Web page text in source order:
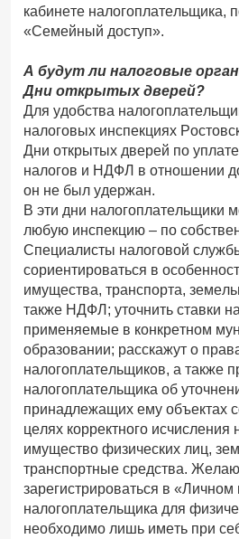
кабинете налогоплательщика,
«Семейный доступ».
А будут ли налоговые
Дни открытых дверей?
Для удобства
налоговых инспекциях
Дни открытых дверей по
налогов и НДФЛ в отношении
он не был удержан.
В эти дни налогоплательщики
любую инспекцию – по
Специалисты налоговой
сориентироваться в
имущества, транспорта,
также НДФЛ; уточнить ставки
применяемые в конкретном
образовании; расскажут о
налогоплательщиков, а также
налогоплательщика об
принадлежащих ему объектах
целях корректного исчисления
имущество физических лиц,
транспортные средства.
зарегистрироваться в «Личном
налогоплательщика для
необходимо лишь иметь при